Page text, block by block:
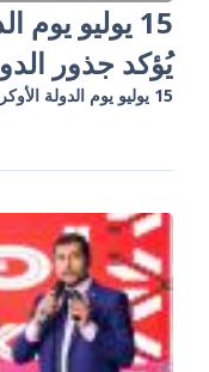
15 يوليو يوم
يُؤكد جذور
15 يوليو يوم الدولة الأوكرانية.. تاريخ يُؤكد جذور الدولة واستمرارها